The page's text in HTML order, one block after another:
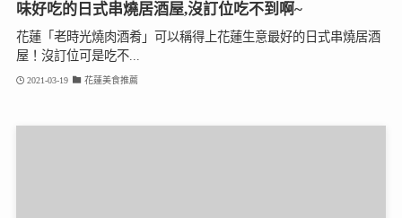
味好吃的日式串燒居酒屋,沒訂位吃不到啊~
花蓮「老時光燒肉酒肴」可以稱得上花蓮生意最好的日式串燒居酒
屋！沒訂位可是吃不...
2021-03-19 花蓮美食推薦